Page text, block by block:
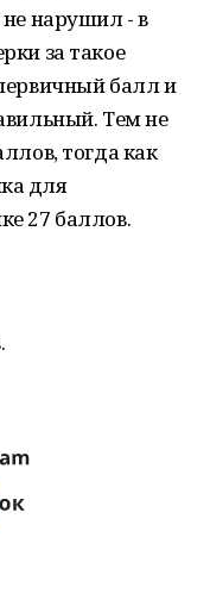
нарушил - в
за такое
балл и
Тем не
тогда как
для
27 баллов.